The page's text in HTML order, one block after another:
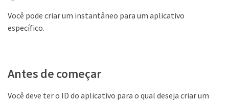
Você pode criar um instantâneo para um aplicativo
específico.
Antes de começar
Você deve ter o ID do aplicativo para o qual deseja criar um